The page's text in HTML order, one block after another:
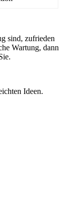
sind, zufrieden
Wartung, dann
Ideen.